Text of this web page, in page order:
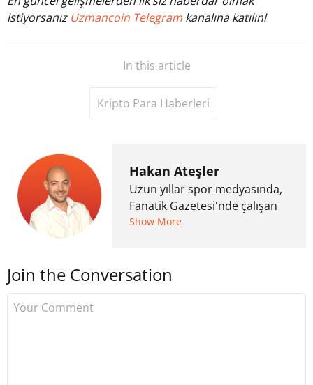
istiyorsanız Uzmancoin Telegram kanalına katılın!
In this article
Kripto Para Haberleri
Hakan Ateşler
Uzun yıllar spor medyasında,
Fanatik Gazetesi'nde çalışan
Hakan Ateşler, 2020 yılında
Uzmancoin bünyesinde
Show More
Join the Conversation